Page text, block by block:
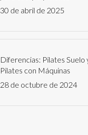
30 de abril de 2025
Diferencias: Pilates Suelo
Pilates con Máquinas
28 de octubre de 2024